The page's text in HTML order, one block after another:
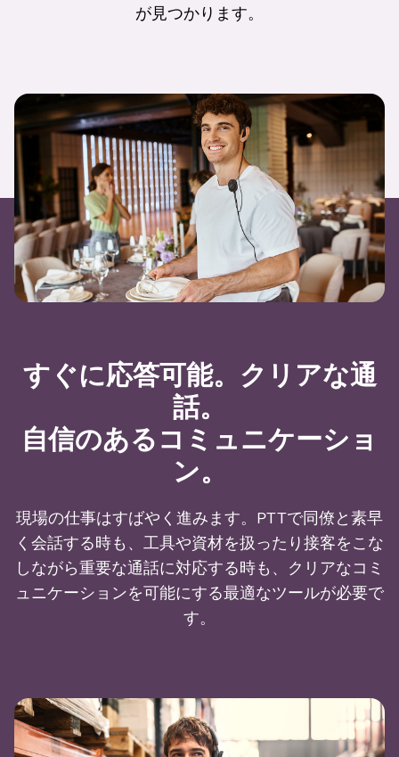
が見つかります。
すぐに応答可能。クリアな通
話。
自信のあるコミュニケーショ
ン。
現場の仕事はすばやく進みます。PTTで同僚と素早
く会話する時も、工具や資材を扱ったり接客をこな
しながら重要な通話に対応する時も、クリアなコミ
ュニケーションを可能にする最適なツールが必要で
す。